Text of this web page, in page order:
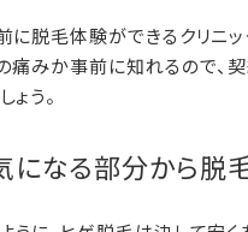
に脱毛体験ができるクリニ
痛みか事前に知れるので、
ょう。
になる部分から脱